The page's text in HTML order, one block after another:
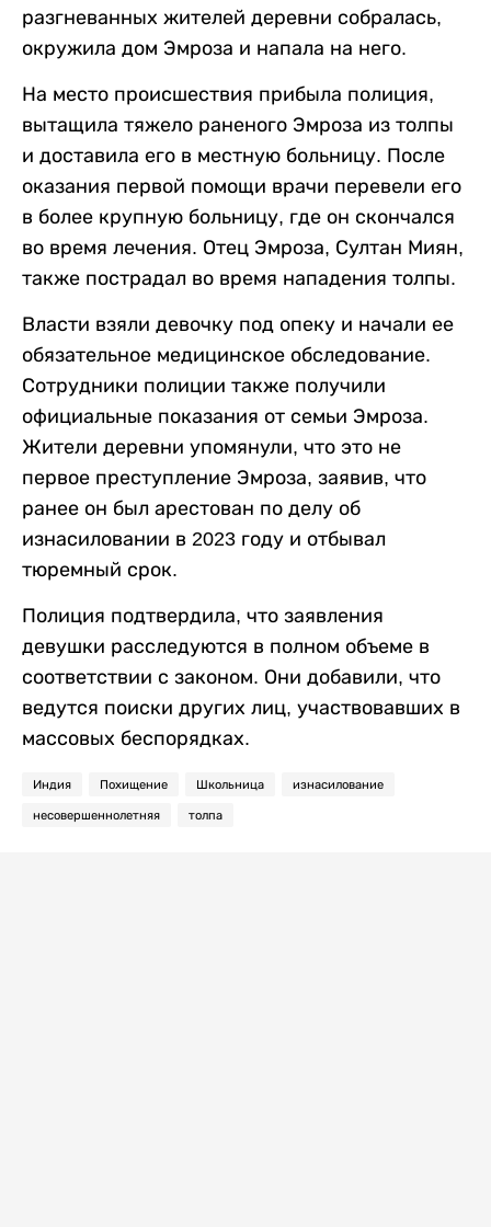
разгневанных жителей деревни собралась,
окружила дом Эмроза и напала на него.
На место происшествия прибыла полиция,
вытащила тяжело раненого Эмроза из толпы
и доставила его в местную больницу. После
оказания первой помощи врачи перевели его
в более крупную больницу, где он скончался
во время лечения. Отец Эмроза, Султан Миян,
также пострадал во время нападения толпы.
Власти взяли девочку под опеку и начали ее
обязательное медицинское обследование.
Сотрудники полиции также получили
официальные показания от семьи Эмроза.
Жители деревни упомянули, что это не
первое преступление Эмроза, заявив, что
ранее он был арестован по делу об
изнасиловании в 2023 году и отбывал
тюремный срок.
Полиция подтвердила, что заявления
девушки расследуются в полном объеме в
соответствии с законом. Они добавили, что
ведутся поиски других лиц, участвовавших в
массовых беспорядках.
Индия Похищение Школьница изнасилование
несовершеннолетняя толпа